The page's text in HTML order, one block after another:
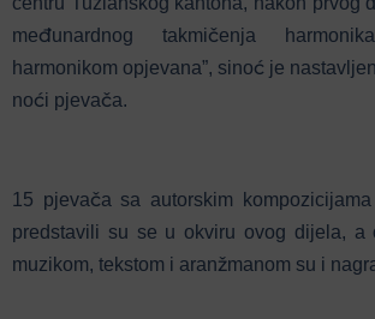
međunardnog takmičenja
harmonikom opjevana”, sinoć je
noći pjevača.
15 pjevača sa autorskim
predstavili su se u okviru ovog dijela, a
muzikom, tekstom i aranžmanom su i